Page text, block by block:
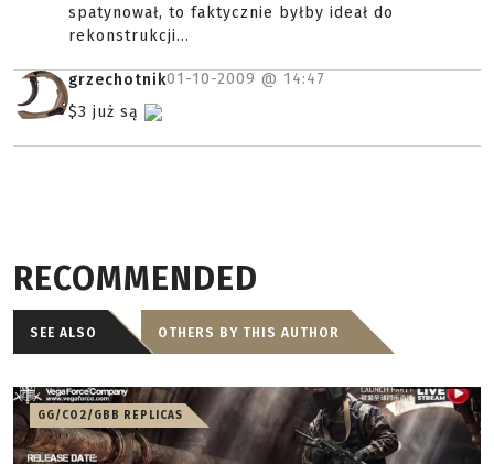
spatynował, to faktycznie byłby ideał do
rekonstrukcji...
grzechotnik01-10-2009 @ 14:47
$3 już są
RECOMMENDED
SEE ALSO OTHERS BY THIS AUTHOR
GG/CO2/GBB REPLICAS